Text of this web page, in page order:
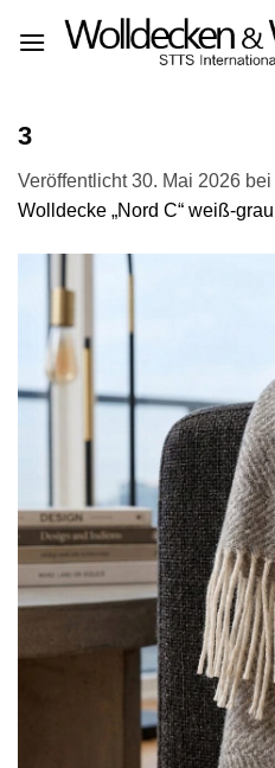
Inhalt
3
Veröffentlicht30. Mai 2026 bei
Wolldecke „Nord C“ weiß-grau